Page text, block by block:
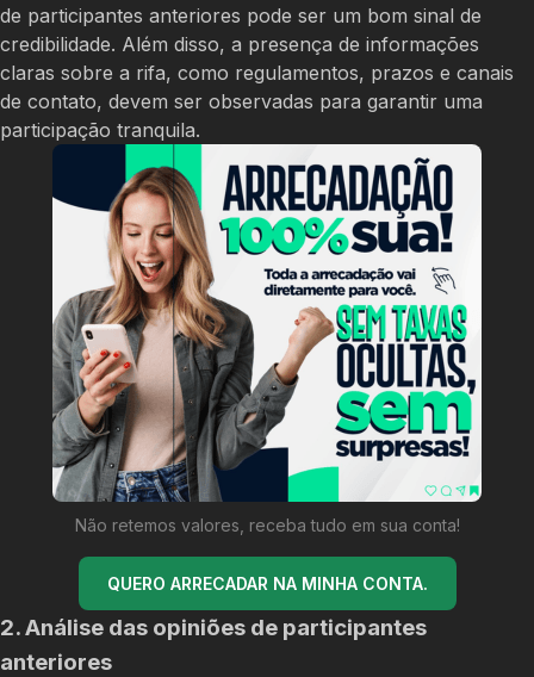
de participantes anteriores pode ser um bom sinal de
credibilidade. Além disso, a presença de informações
claras sobre a rifa, como regulamentos, prazos e canais
de contato, devem ser observadas para garantir uma
participação tranquila.
Não retemos valores, receba tudo em sua conta!
QUERO ARRECADAR NA MINHA CONTA.
2. Análise das opiniões de participantes
anteriores